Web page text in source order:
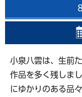
小泉八雲は、生前
作品を多く残しま
にゆかりのある品